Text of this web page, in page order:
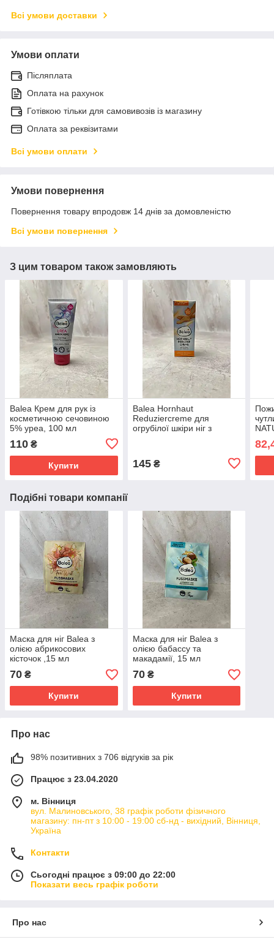
Всі умови доставки
Умови оплати
Післяплата
Оплата на рахунок
Готівкою тільки для самовивозів із магазину
Оплата за реквізитами
Всі умови оплати
Умови повернення
Повернення товару впродовж 14 днів за домовленістю
Всі умови повернення
З цим товаром також замовляють
Balea Крем для рук із
косметичною сечовиною
5% уреа, 100 мл
110 ₴
Купити
Balea Hornhaut
Reduziercreme для
огрубілої шкіри ніг з
145₴
г
Подібні товари компанії
Маска для ніг Balea з
олією абрикосових
кісточок ,15 мл
70 ₴
Купити
Маска для ніг Balea з
олією бабассу та
макадамії, 15 мл
70₴
Купити
Про нас
98% позитивних з 706 відгуків за рік
Працює з 23.04.2020
м. Вінниця
вул. Малиновського, 38 графік роботи фізичного
магазину: пн-пт з 10:00 - 19:00 сб-нд - вихідний, Вінниця,
Україна
Контакти
Сьогодні працює з 09:00 до 22:00
Показати весь графік роботи
Про нас